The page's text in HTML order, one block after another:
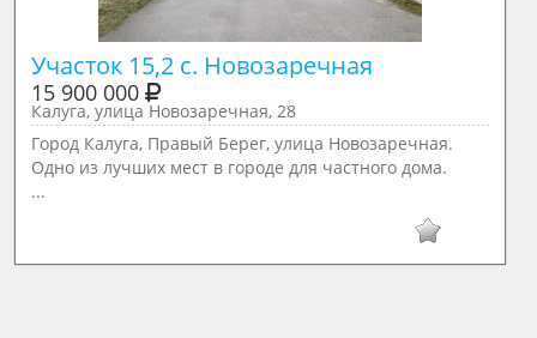
Участок 15,2 с. Новозаречная
15 900 000
Калуга, улица Новозаречная, 28
Город Калуга, Правый Берег, улица Новозаречная.
Одно из лучших мест в городе для частного дома.
...